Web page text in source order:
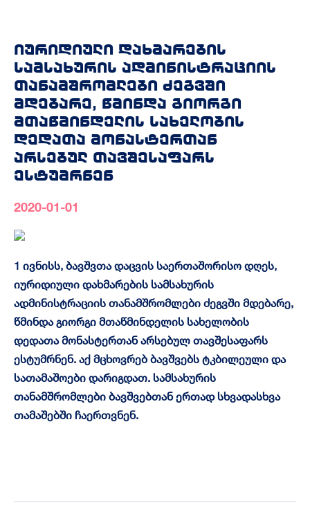
იურიდიული დახმარების
სამსახურის ადმინისტრაციის
თანამშრომლები ძეგვში
მდებარე, წმინდა გიორგი
მთაწმინდელის სახელობის
დედათა მონასტერთან
არსებულ თავშესაფარს
ესტუმრნენ
2020-01-01
1 ივნისს, ბავშვთა დაცვის საერთაშორისო დღეს,
იურიდიული დახმარების სამსახურის
ადმინისტრაციის თანამშრომლები ძეგვში მდებარე,
წმინდა გიორგი მთაწმინდელის სახელობის
დედათა მონასტერთან არსებულ თავშესაფარს
ესტუმრნენ. აქ მცხოვრებ ბავშვებს ტკბილეული და
სათამაშოები დარიგდათ. სამსახურის
თანამშრომლები ბავშვებთან ერთად სხვადასხვა
თამაშებში ჩაერთვნენ.